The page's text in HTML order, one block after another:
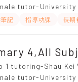
tutor-University
記 指導功課 長期
4,All
1 tutoring-Shau Kei
tutor-University